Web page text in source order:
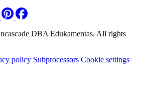
DBA Edukamentas. All rights
policy Subprocessors Cookie settings